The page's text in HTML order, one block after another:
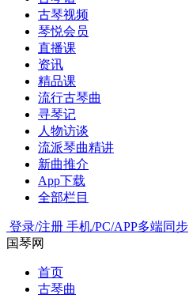
古琴视频
琴悦会员
直播课
资讯
精品课
流行古琴曲
寻琴记
人物访谈
流派琴曲精讲
新曲推介
App下载
全部栏目
登录/注册 手机/PC/APP多端同步
国琴网
首页
古琴曲